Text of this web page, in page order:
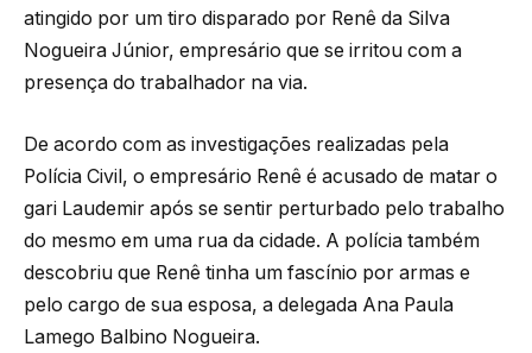
atingido por um tiro disparado por Renê da Silva
Nogueira Júnior, empresário que se irritou com a
presença do trabalhador na via.
De acordo com as investigações realizadas pela
Polícia Civil, o empresário Renê é acusado de matar o
gari Laudemir após se sentir perturbado pelo trabalho
do mesmo em uma rua da cidade. A polícia também
descobriu que Renê tinha um fascínio por armas e
pelo cargo de sua esposa, a delegada Ana Paula
Lamego Balbino Nogueira.